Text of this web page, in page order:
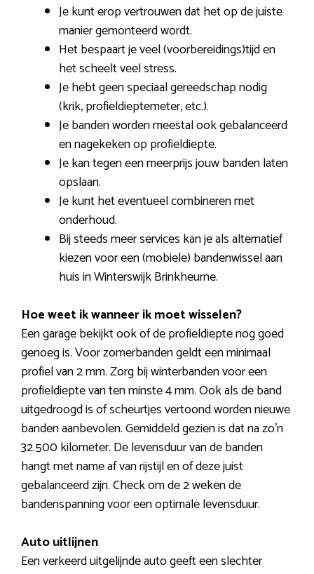
Je kunt erop vertrouwen dat het op de juiste
manier gemonteerd wordt.
Het bespaart je veel (voorbereidings)tijd en
het scheelt veel stress.
Je hebt geen speciaal gereedschap nodig
(krik, profieldieptemeter, etc.).
Je banden worden meestal ook gebalanceerd
en nagekeken op profieldiepte.
Je kan tegen een meerprijs jouw banden laten
opslaan.
Je kunt het eventueel combineren met
onderhoud.
Bij steeds meer services kan je als alternatief
kiezen voor een (mobiele) bandenwissel aan
huis in Winterswijk Brinkheurne.
Hoe weet ik wanneer ik moet wisselen?
Een garage bekijkt ook of de profieldiepte nog goed
genoeg is. Voor zomerbanden geldt een minimaal
profiel van 2 mm. Zorg bij winterbanden voor een
profieldiepte van ten minste 4 mm. Ook als de band
uitgedroogd is of scheurtjes vertoond worden nieuwe
banden aanbevolen. Gemiddeld gezien is dat na zo’n
32.500 kilometer. De levensduur van de banden
hangt met name af van rijstijl en of deze juist
gebalanceerd zijn. Check om de 2 weken de
bandenspanning voor een optimale levensduur.
Auto uitlijnen
Een verkeerd uitgelijnde auto geeft een slechter